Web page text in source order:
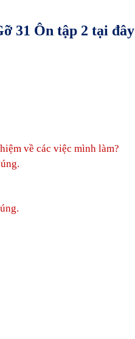
31 Ôn tập 2 tại đây
về các việc mình làm?